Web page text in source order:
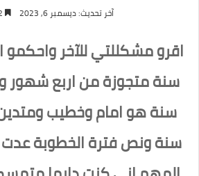
آخر تحديث: ديسمبر 6, 2023
سنة هو امام وخطيب
سنة ونص فترة الخطوبة عدت